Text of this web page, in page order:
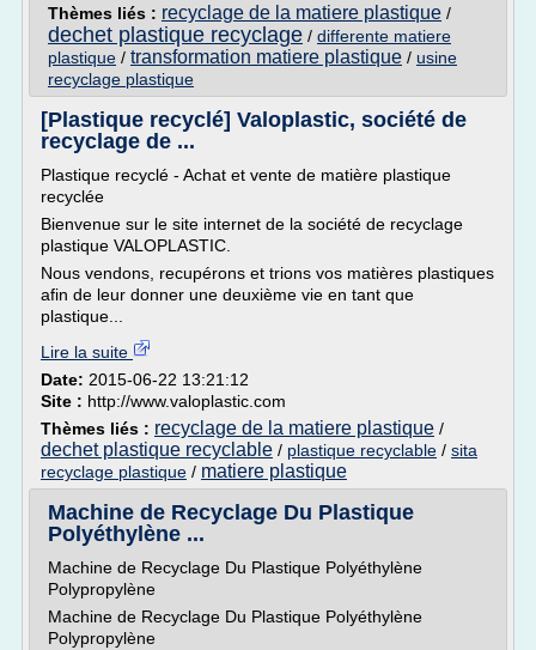
Thèmes liés : recyclage de la matiere plastique /
dechet plastique recyclage / differente matiere
plastique / transformation matiere plastique / usine
recyclage plastique
[Plastique recyclé] Valoplastic, société de
recyclage de ...
Plastique recyclé - Achat et vente de matière plastique
recyclée
Bienvenue sur le site internet de la société de recyclage
plastique VALOPLASTIC.
Nous vendons, recupérons et trions vos matières plastiques
afin de leur donner une deuxième vie en tant que
plastique...
Lire la suite
Date: 2015-06-22 13:21:12
Site : http://www.valoplastic.com
Thèmes liés : recyclage de la matiere plastique /
dechet plastique recyclable / plastique recyclable / sita
recyclage plastique / matiere plastique
Machine de Recyclage Du Plastique
Polyéthylène ...
Machine de Recyclage Du Plastique Polyéthylène
Polypropylène
Machine de Recyclage Du Plastique Polyéthylène
Polypropylène